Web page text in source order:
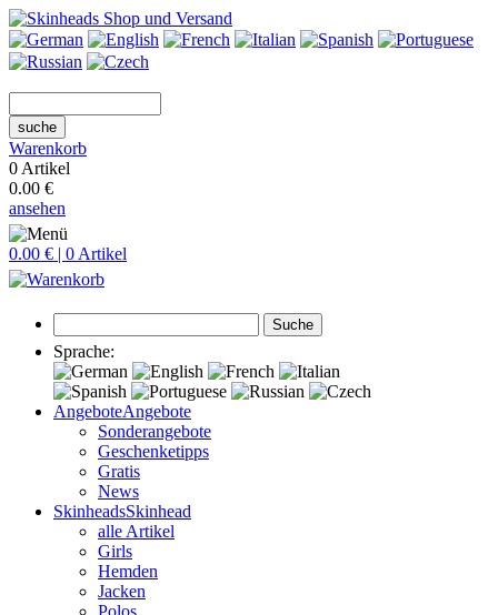
suche
Warenkorb
0 Artikel
0.00 €
ansehen
0.00 € | 0 Artikel
Suche
Sprache:
AngeboteAngebote
Sonderangebote
Geschenketipps
Gratis
News
SkinheadsSkinhead
alle Artikel
Girls
Hemden
Jacken
Polos